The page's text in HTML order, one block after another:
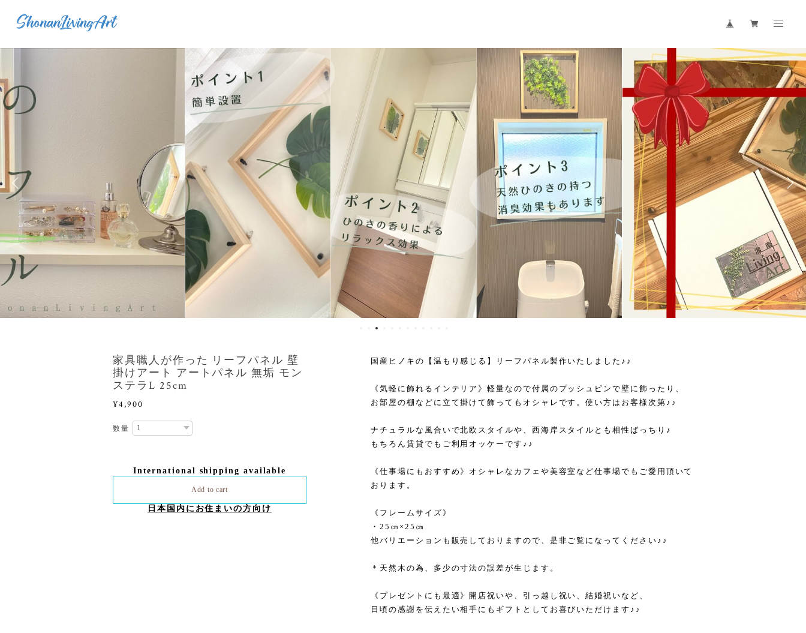
家具職人が作った リーフパネル 壁
掛けアート アートパネル 無垢 モン
ステラL 25cm
¥4,900
数量
International shipping available
Add to cart
日本国内にお住まいの方向け
国産ヒノキの【温もり感じる】リーフパネル製作いたしました♪♪
《気軽に飾れるインテリア》軽量なので付属のプッシュピンで壁に飾ったり、
お部屋の棚などに立て掛けて飾ってもオシャレです。使い方はお客様次第♪♪
ナチュラルな風合いで北欧スタイルや、西海岸スタイルとも相性ばっちり♪
もちろん賃貸でもご利用オッケーです♪♪
《仕事場にもおすすめ》オシャレなカフェや美容室など仕事場でもご愛用頂いて
おります。
《フレームサイズ》
・25㎝×25㎝
他バリエーションも販売しておりますので、是非ご覧になってください♪♪
＊天然木の為、多少の寸法の誤差が生じます。
《プレゼントにも最適》開店祝いや、引っ越し祝い、結婚祝いなど、
日頃の感謝を伝えたい相手にもギフトとしてお喜びいただけます♪♪